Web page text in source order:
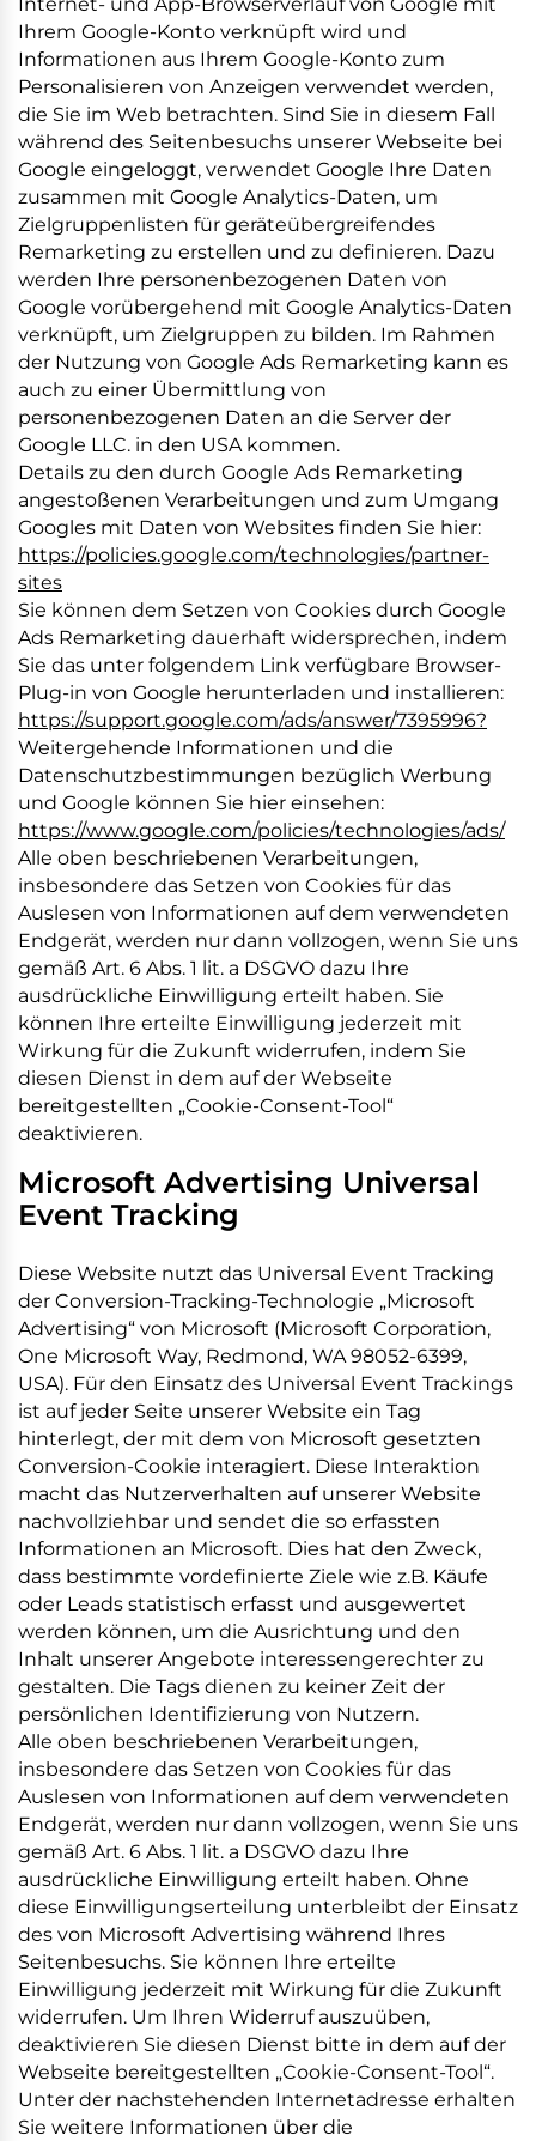
Ihrem Google-Konto verknüpft wird und
Informationen aus Ihrem Google-Konto zum
Personalisieren von Anzeigen verwendet werden,
die Sie im Web betrachten. Sind Sie in diesem Fall
während des Seitenbesuchs unserer Webseite bei
Google eingeloggt, verwendet Google Ihre Daten
zusammen mit Google Analytics-Daten, um
Zielgruppenlisten für geräteübergreifendes
Remarketing zu erstellen und zu definieren. Dazu
werden Ihre personenbezogenen Daten von
Google vorübergehend mit Google Analytics-Daten
verknüpft, um Zielgruppen zu bilden. Im Rahmen
der Nutzung von Google Ads Remarketing kann es
auch zu einer Übermittlung von
personenbezogenen Daten an die Server der
Google LLC. in den USA kommen.
Details zu den durch Google Ads Remarketing
angestoßenen Verarbeitungen und zum Umgang
Googles mit Daten von Websites finden Sie hier:
https://policies.google.com/technologies/partner-
sites
Sie können dem Setzen von Cookies durch Google
Ads Remarketing dauerhaft widersprechen, indem
Sie das unter folgendem Link verfügbare Browser-
Plug-in von Google herunterladen und installieren:
https://support.google.com/ads/answer/7395996?
Weitergehende Informationen und die
Datenschutzbestimmungen bezüglich Werbung
und Google können Sie hier einsehen:
https://www.google.com/policies/technologies/ads/
Alle oben beschriebenen Verarbeitungen,
insbesondere das Setzen von Cookies für das
Auslesen von Informationen auf dem verwendeten
Endgerät, werden nur dann vollzogen, wenn Sie uns
gemäß Art. 6 Abs. 1 lit. a DSGVO dazu Ihre
ausdrückliche Einwilligung erteilt haben. Sie
können Ihre erteilte Einwilligung jederzeit mit
Wirkung für die Zukunft widerrufen, indem Sie
diesen Dienst in dem auf der Webseite
bereitgestellten „Cookie-Consent-Tool“
deaktivieren.
Microsoft Advertising Universal
Event Tracking
Diese Website nutzt das Universal Event Tracking
der Conversion-Tracking-Technologie „Microsoft
Advertising“ von Microsoft (Microsoft Corporation,
One Microsoft Way, Redmond, WA 98052-6399,
USA). Für den Einsatz des Universal Event Trackings
ist auf jeder Seite unserer Website ein Tag
hinterlegt, der mit dem von Microsoft gesetzten
Conversion-Cookie interagiert. Diese Interaktion
macht das Nutzerverhalten auf unserer Website
nachvollziehbar und sendet die so erfassten
Informationen an Microsoft. Dies hat den Zweck,
dass bestimmte vordefinierte Ziele wie z.B. Käufe
oder Leads statistisch erfasst und ausgewertet
werden können, um die Ausrichtung und den
Inhalt unserer Angebote interessengerechter zu
gestalten. Die Tags dienen zu keiner Zeit der
persönlichen Identifizierung von Nutzern.
Alle oben beschriebenen Verarbeitungen,
insbesondere das Setzen von Cookies für das
Auslesen von Informationen auf dem verwendeten
Endgerät, werden nur dann vollzogen, wenn Sie uns
gemäß Art. 6 Abs. 1 lit. a DSGVO dazu Ihre
ausdrückliche Einwilligung erteilt haben. Ohne
diese Einwilligungserteilung unterbleibt der Einsatz
des von Microsoft Advertising während Ihres
Seitenbesuchs. Sie können Ihre erteilte
Einwilligung jederzeit mit Wirkung für die Zukunft
widerrufen. Um Ihren Widerruf auszuüben,
deaktivieren Sie diesen Dienst bitte in dem auf der
Webseite bereitgestellten „Cookie-Consent-Tool“.
Unter der nachstehenden Internetadresse erhalten
Sie weitere Informationen über die